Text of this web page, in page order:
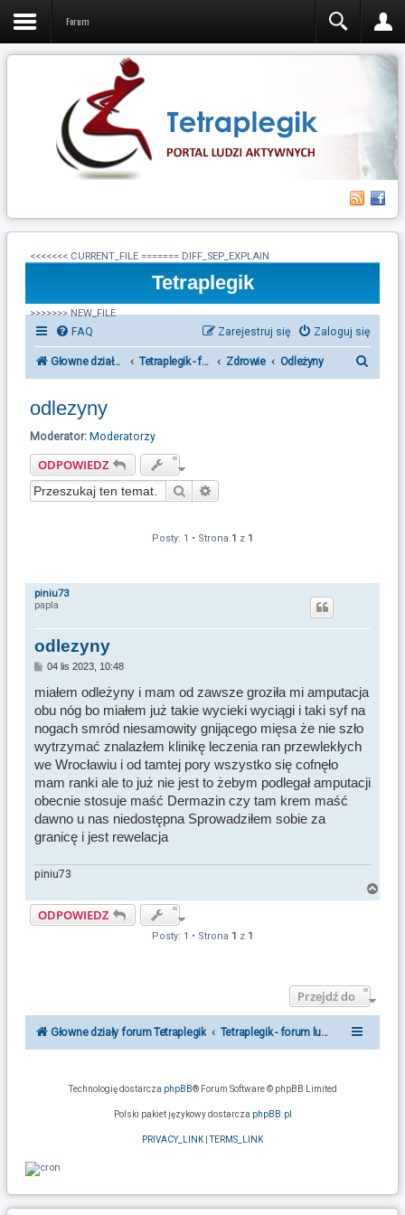
Forum
<<<<<<< CURRENT_FILE ======= DIFF_SEP_EXPLAIN
Tetraplegik
>>>>>>> NEW_FILE
FAQ Zaloguj się
Zarejestruj się
Głowne działy forum TetraplegikTetraplegik - forum ludzi po urazie rdzenia kręgowego
Zdrowie Odleżyny
odlezyny
Moderator: Moderatorzy
ODPOWIEDZ
Szukaj
Posty: 1 • Strona 1 z 1
piniu73
papla
odlezyny
P
s
04 lis 2023, 10:48
miałem odleżyny i mam od zawsze groziła mi amputacja
obu nóg bo miałem już takie wycieki wyciągi i taki syf na
nogach smród niesamowity gnijącego mięsa że nie szło
wytrzymać znalazłem klinikę leczenia ran przewlekłych
we Wrocławiu i od tamtej pory wszystko się cofnęło
mam ranki ale to już nie jest to żebym podlegał amputacji
obecnie stosuje maść Dermazin czy tam krem maść
dawno u nas niedostępna Sprowadziłem sobie za
granicę i jest rewelacja
piniu73
N
ODPOWIEDZ
Posty: 1 • Strona 1 z 1
Przejdź do
Głowne działy forum Tetraplegik Tetraplegik - forum ludzi po urazie
Technologię dostarcza phpBB® Forum Software © phpBB Limited
Polski pakiet językowy dostarcza phpBB.pl
PRIVACY_LINK |TERMS_LINK